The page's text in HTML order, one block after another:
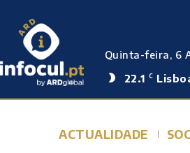
Quinta-feira, 6
22.1 C
ACTUALIDADE